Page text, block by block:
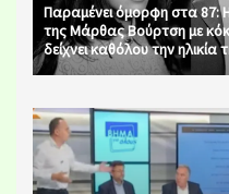
Παραμένει όμορφη στα 87:
της Μάρθας Βούρτση με
δείχνει καθόλου την ηλικία